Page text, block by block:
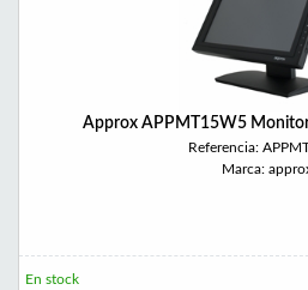
Approx APPMT15W5
Referencia:
Marca:
En stock